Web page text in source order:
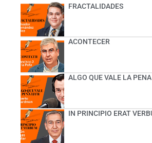
FRACTALIDADES
ACONTECER
ALGO QUE VALE LA
IN PRINCIPIO ERAT